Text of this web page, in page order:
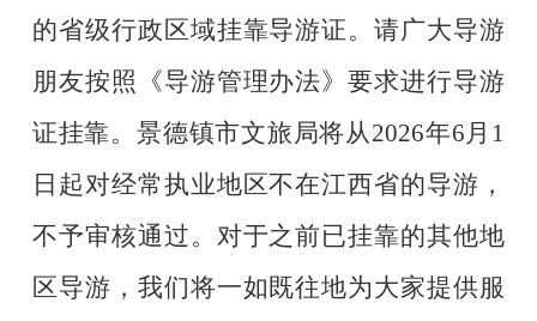
的省级行政区域挂靠导游证。请广大导游
朋友按照《导游管理办法》要求进行导游
证挂靠。景德镇市文旅局将从2026年6月 1
日起对经常执业地区不在江西省的导游，
不予审核通过。对于之前已挂靠的其他地
区导游，我们将一如既往地为大家提供服